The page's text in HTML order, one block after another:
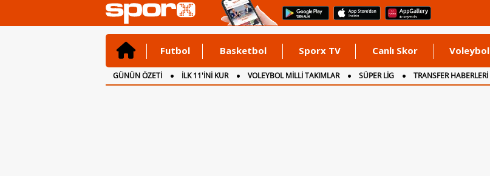
Futbol Basketbol Sporx TV Canlı Skor Voleybol
GÜNÜN ÖZETİ İLK 11'İNİ KUR VOLEYBOL MİLLİ TAKIMLAR SÜPER LİG TRANSFER HABERLERİ
CANLI ANLATIM
İNGİLTERE